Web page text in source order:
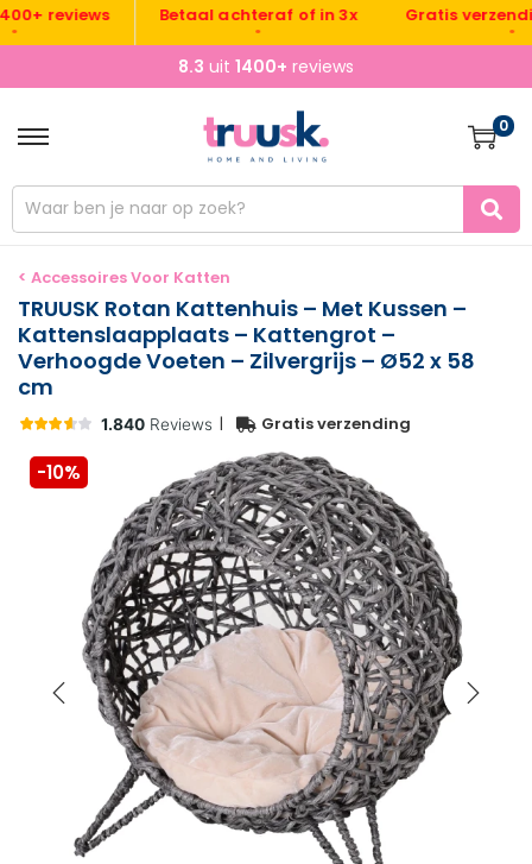
reviews Betaal achteraf of in 3x Gratis verzending
8.3 uit 1400+ reviews
0
< Accessoires Voor Katten
TRUUSK Rotan Kattenhuis – Met Kussen –
Kattenslaapplaats – Kattengrot –
Verhoogde Voeten – Zilvergrijs – Ø52 x 58
cm
| Gratis verzending
-10%